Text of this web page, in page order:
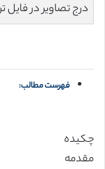
درج تصاویر در فایل
فهرست مطالب:
چکیده
مقدمه